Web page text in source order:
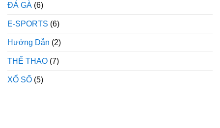
ĐÁ GÀ (6)
E-SPORTS (6)
Hướng Dẫn (2)
THỂ THAO (7)
XỔ SỐ (5)